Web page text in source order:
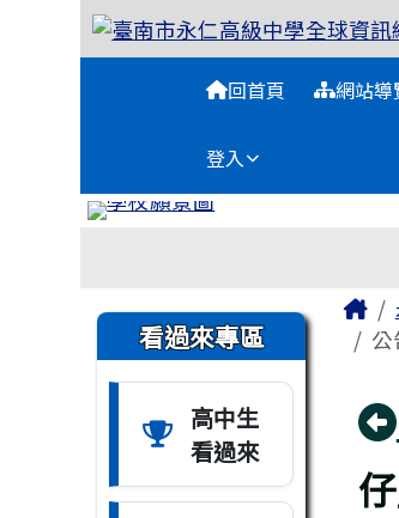
跳至主內容區
臺南市永仁高級中
回首頁 網站導
登入
左邊區域內容
看過來專區
高中生
看過來
主
頁尾區域